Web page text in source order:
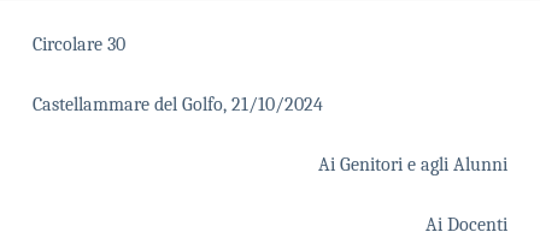
Circolare 30
Castellammare del Golfo, 21/10/2024
Ai Genitori e agli Alunni
Ai Docenti